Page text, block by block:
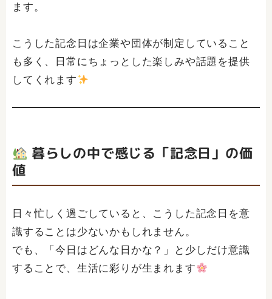
ます。
こうした記念日は企業や団体が制定していること
も多く、日常にちょっとした楽しみや話題を提供
してくれます
暮らしの中で感じる「記念日」の価
値
日々忙しく過ごしていると、こうした記念日を意
識することは少ないかもしれません。
でも、「今日はどんな日かな？」と少しだけ意識
することで、生活に彩りが生まれます